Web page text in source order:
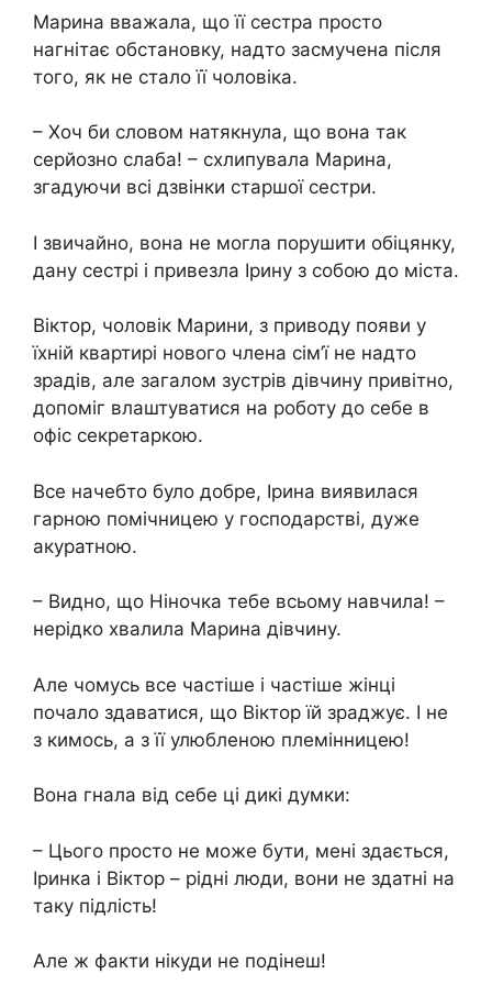
Марина вважала, що її сестра просто
нагнітає обстановку, надто засмучена після
того, як не стало її чоловіка.
– Хоч би словом натякнула, що вона так
серйозно слаба! – схлипувала Марина,
згадуючи всі дзвінки старшої сестри.
І звичайно, вона не могла порушити обіцянку,
дану сестрі і привезла Ірину з собою до міста.
Віктор, чоловік Марини, з приводу появи у
їхній квартирі нового члена сім’ї не надто
зрадів, але загалом зустрів дівчину привітно,
допоміг влаштуватися на роботу до себе в
офіс секретаркою.
Все начебто було добре, Ірина виявилася
гарною помічницею у господарстві, дуже
акуратною.
– Видно, що Ніночка тебе всьому навчила! –
нерідко хвалила Марина дівчину.
Але чомусь все частіше і частіше жінці
почало здаватися, що Віктор їй зраджує. І не
з кимось, а з її улюбленою племінницею!
Вона гнала від себе ці дикі думки:
– Цього просто не може бути, мені здається,
Іринка і Віктор – рідні люди, вони не здатні на
таку підлість!
Але ж факти нікуди не подінеш!